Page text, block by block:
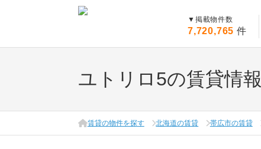
▼ 掲載物件数
7,720,765 件
ユトリロ5の賃貸情報
賃貸の物件を探す 北海道の賃貸 帯広市の賃貸